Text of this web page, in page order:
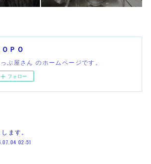
ＯＰＯ
っぷ屋さん のホームページです。
フォロー
ます。
02:51